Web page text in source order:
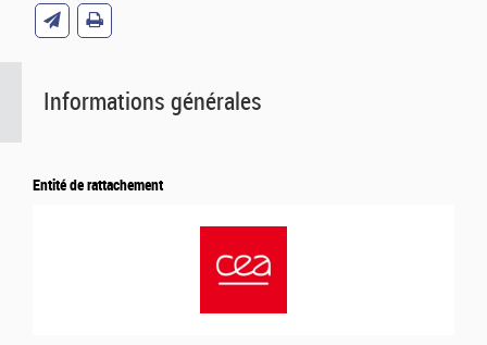
Informations générales
Entité de rattachement